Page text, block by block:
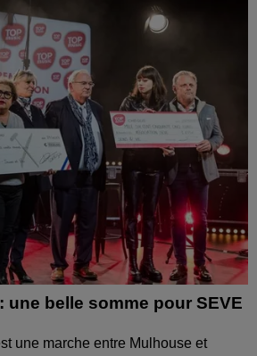
une belle somme pour SEVE
une marche entre Mulhouse et